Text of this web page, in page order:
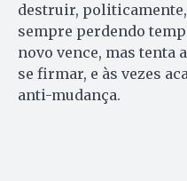
destruir, politicamente,
sempre perdendo
novo vence, mas tenta
se firmar, e às vezes
anti-mudança.